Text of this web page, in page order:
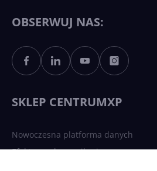
Sztuczna
polsku.
OBSERWUJ NAS:
SKLEP CENTRUMXP
Nowoczesna platforma danych
Efektywna komunikacja